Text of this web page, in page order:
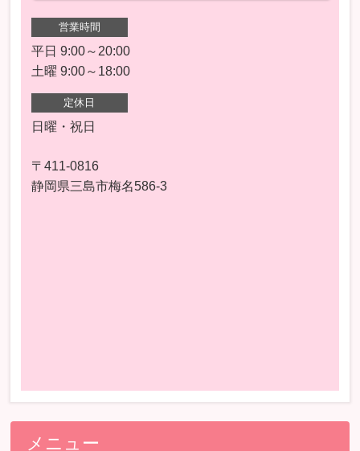
営業時間
平日 9:00～20:00
土曜 9:00～18:00
定休日
日曜・祝日
〒411-0816
静岡県三島市梅名586-3
メニュー